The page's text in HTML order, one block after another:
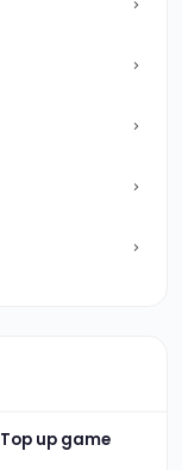
up game